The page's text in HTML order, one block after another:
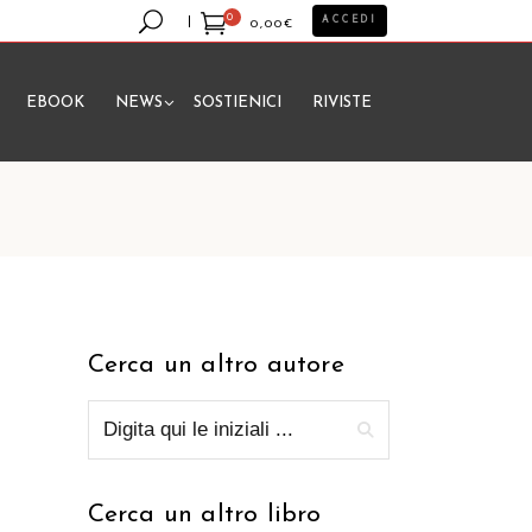
0
0,00€
prodotto nel carrello.
ACCEDI
EBOOK NEWS SOSTIENICI RIVISTE
Cerca un altro autore
Cerca un altro libro